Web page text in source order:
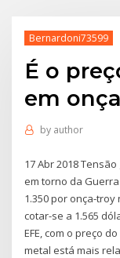
Bernardoni73599
É o
em
by author
17 Abr 2018
em torno da
1.350 por onça-troy
cotar-se a 1.565
EFE, com o preço
metal está mais